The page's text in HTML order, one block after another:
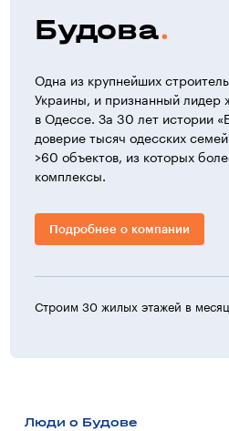
Будова
Одна из крупнейших
Украины, и признанный лидер
в Одессе. За 30 лет истории
доверие тысяч одесских
>60 объектов, из которых
комплексы.
Подробнее о компании
Строим 30 жилых этажей в месяц
Люди о Будове